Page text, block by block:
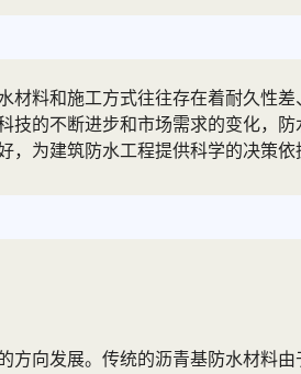
料和施工方式往往存在着耐久性
的不断进步和市场需求的变化，
为建筑防水工程提供科学的决策依
向发展。传统的沥青基防水材料